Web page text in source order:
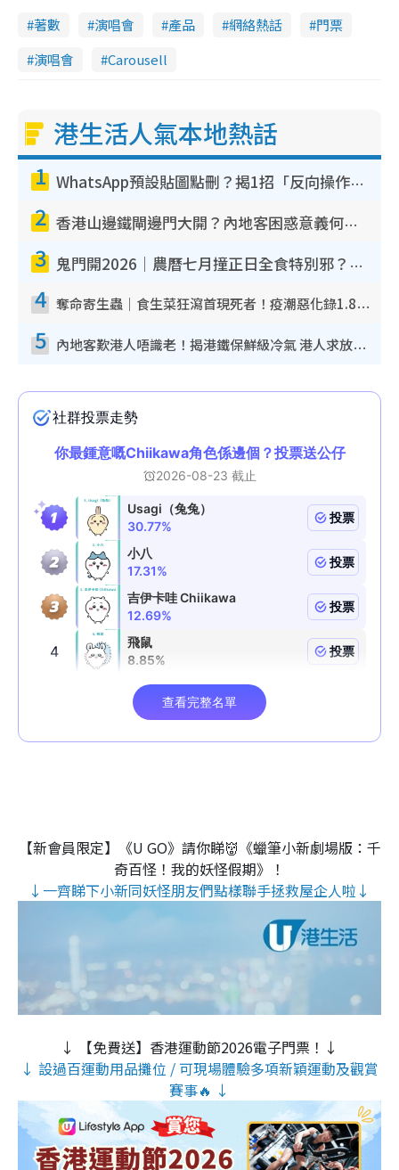
著數 演唱會 產品 網絡熱話
門票
演唱會
Carousell
港生活人氣本地熱話
1 WhatsApp預設貼圖點刪？揭1招「反向操作」還原簡潔介面 附3步實測教學
2 香港山邊鐵閘邊門大開？內地客困惑意義何在！網民神回覆：呢種叫法理性防禦
3 鬼門開2026｜農曆七月撞正日全食特別邪？專家警告切忌做一事！揭4大禁忌+2招保平安
4 奪命寄生蟲｜食生菜狂瀉首現死者！疫潮惡化錄1.8萬宗病例 揭洗菜3大謬誤
5 內地客歎港人唔識老！揭港鐵保鮮級冷氣 港人求放過：咪投訴
【新會員限定】《U GO》請你睇👹《蠟筆小新劇場版：千
奇百怪！我的妖怪假期》！
↓一齊睇下小新同妖怪朋友們點樣聯手拯救屋企人啦↓
↓ 【免費送】香港運動節2026電子門票！↓
↓ 設過百運動用品攤位 / 可現場體驗多項新穎運動及觀賞
賽事🔥 ↓